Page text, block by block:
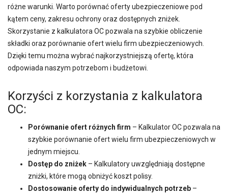
różne warunki. Warto porównać oferty ubezpieczeniowe pod
kątem ceny, zakresu ochrony oraz dostępnych zniżek.
Skorzystanie z kalkulatora OC pozwala na szybkie obliczenie
składki oraz porównanie ofert wielu firm ubezpieczeniowych.
Dzięki temu można wybrać najkorzystniejszą ofertę, która
odpowiada naszym potrzebom i budżetowi.
Korzyści z korzystania z kalkulatora
OC:
Porównanie ofert różnych firm – Kalkulator OC pozwala na
szybkie porównanie ofert wielu firm ubezpieczeniowych w
jednym miejscu.
Dostęp do zniżek – Kalkulatory uwzględniają dostępne
zniżki, które mogą obniżyć koszt polisy.
Dostosowanie oferty do indywidualnych potrzeb –